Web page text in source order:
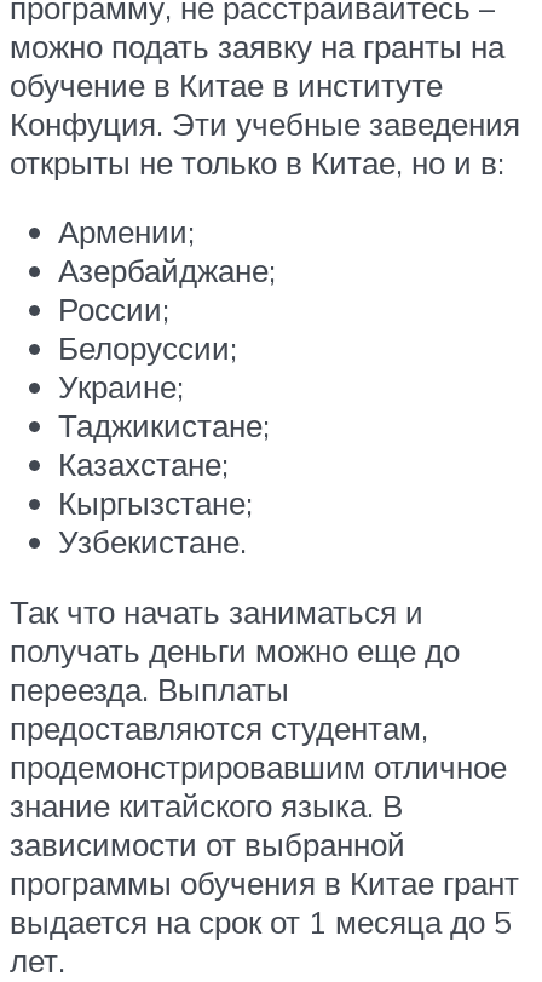
можно подать заявку на гранты на
обучение в Китае в институте
Конфуция. Эти учебные заведения
открыты не только в Китае, но и в:
Армении;
Азербайджане;
России;
Белоруссии;
Украине;
Таджикистане;
Казахстане;
Кыргызстане;
Узбекистане.
Так что начать заниматься и
получать деньги можно еще до
переезда. Выплаты
предоставляются студентам,
продемонстрировавшим отличное
знание китайского языка. В
зависимости от выбранной
программы обучения в Китае грант
выдается на срок от 1 месяца до 5
лет.